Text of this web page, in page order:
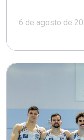
6 de agosto de